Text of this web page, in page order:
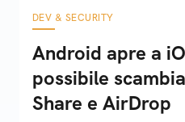
DEV & SECURITY
Android apre a
possibile
Share e AirDrop